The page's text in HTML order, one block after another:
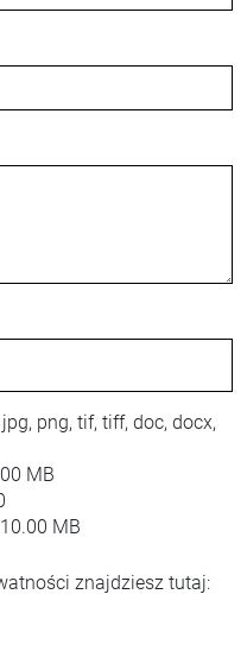
png, tif, tiff, doc, docx,
MB
MB
znajdziesz tutaj: